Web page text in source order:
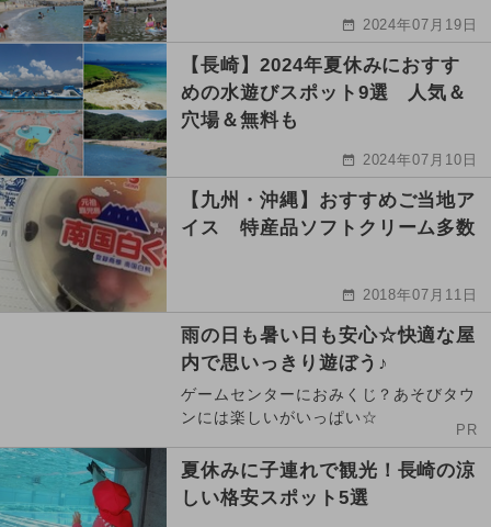
2024年07月19日
【長崎】2024年夏休みにおすす
めの水遊びスポット9選 人気＆
穴場＆無料も
2024年07月10日
【九州・沖縄】おすすめご当地ア
イス 特産品ソフトクリーム多数
2018年07月11日
雨の日も暑い日も安心☆快適な屋
内で思いっきり遊ぼう♪
ゲームセンターにおみくじ？あそびタウ
ンには楽しいがいっぱい☆
PR
夏休みに子連れで観光！長崎の涼
しい格安スポット5選